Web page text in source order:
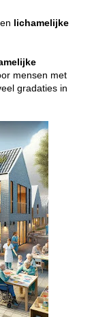
lichamelijke
mensen met
gradaties in